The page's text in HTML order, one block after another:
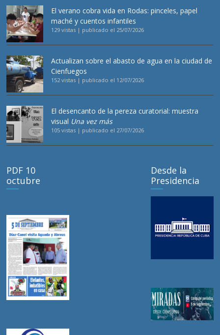
El verano cobra vida en Rodas: pinceles, papel
maché y cuentos infantiles
129 vistas | publicado el 25/07/2026
Actualizan sobre el abasto de agua en la ciudad de
Cienfuegos
152 vistas | publicado el 12/07/2026
El desencanto de la pereza curatorial: muestra
visual Una vez más
105 vistas | publicado el 27/07/2026
PDF 10
octubre
Desde la
Presidencia